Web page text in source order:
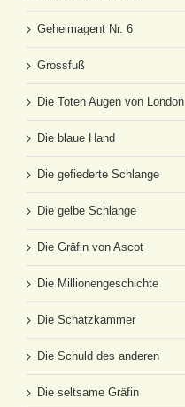
Geheimagent Nr. 6
Grossfuß
Die Toten Augen von London
Die blaue Hand
Die gefiederte Schlange
Die gelbe Schlange
Die Gräfin von Ascot
Die Millionengeschichte
Die Schatzkammer
Die Schuld des anderen
Die seltsame Gräfin